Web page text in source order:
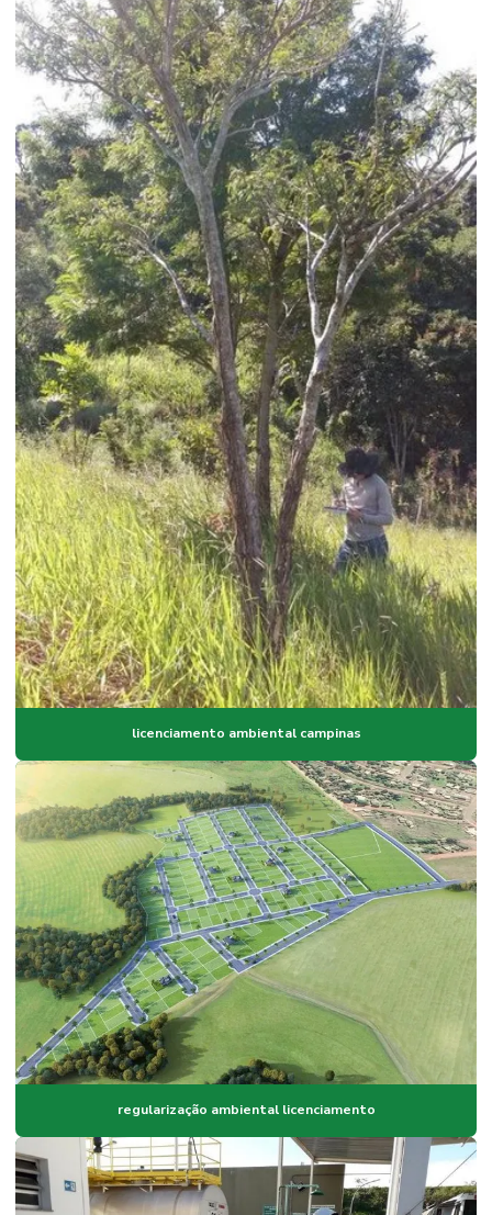
licenciamento ambiental campinas
regularização ambiental licenciamento